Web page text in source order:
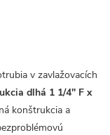
v zavlažovacích
dlhá 1 1/4" F x
konštrukcia a